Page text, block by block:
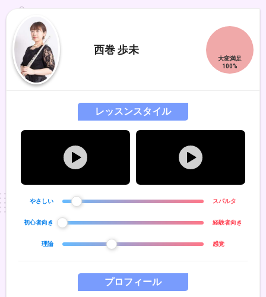
ろしくお願いいたします。
西巻 歩未
プロフィール
レッスンスタイル
やさしい スパルタ
初心者向き 経験者向き
理論 感覚